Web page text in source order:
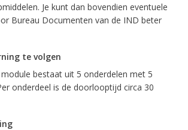
Je kunt dan bovendien eventuele
Bureau Documenten van de IND beter
te volgen
bestaat uit 5 onderdelen met 5
onderdeel is de doorlooptijd circa 30